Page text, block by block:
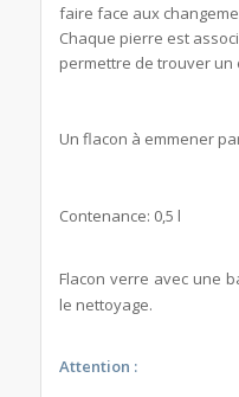
faire face aux
Chaque pierre est
permettre de trouver un
Un flacon à emmener
Contenance: 0,5 l
Flacon verre avec une
le nettoyage.
Attention :